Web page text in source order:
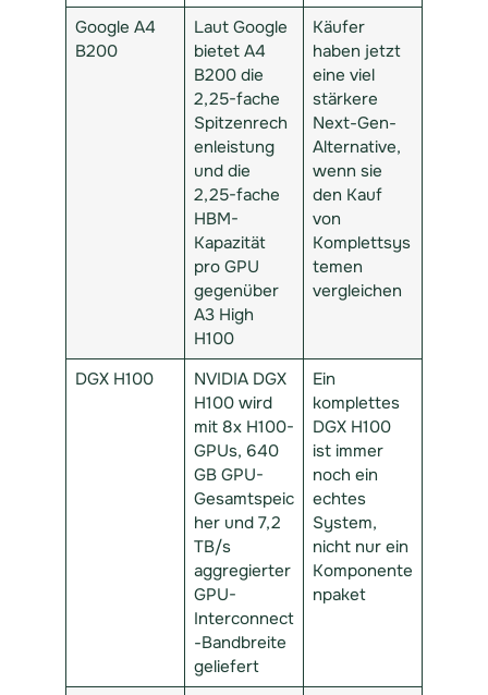
Google A4
B200
Laut Google
bietet A4
B200 die
2,25-fache
Spitzenrech
enleistung
und die
2,25-fache
HBM-
Kapazität
pro GPU
gegenüber
A3 High
H100
Käufer
haben jetzt
eine viel
stärkere
Next-Gen-
Alternative,
wenn sie
den Kauf
von
Komplettsys
temen
vergleichen
DGX H100
NVIDIA DGX
H100 wird
mit 8x H100-
GPUs, 640
GB GPU-
Gesamtspeic
her und 7,2
TB/s
aggregierter
GPU-
Interconnect
-Bandbreite
geliefert
Ein
komplettes
DGX H100
ist immer
noch ein
echtes
System,
nicht nur ein
Komponente
npaket